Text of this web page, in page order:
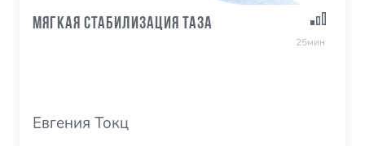
Мягкая стабилизация таза
25мин
Евгения Токц